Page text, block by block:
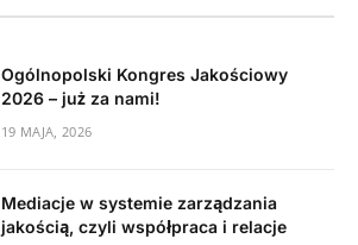
Ogólnopolski Kongres Jakościowy
2026 – już za nami!
19 MAJA, 2026
Mediacje w systemie zarządzania
jakością, czyli współpraca i relacje